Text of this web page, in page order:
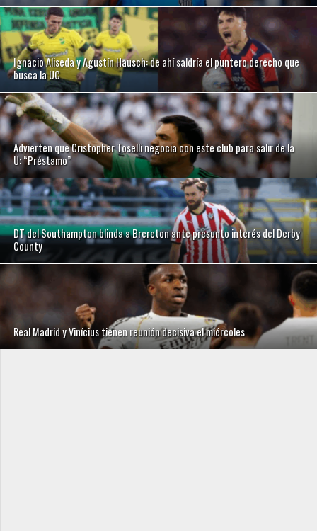
Ignacio Aliseda y Agustín Hausch: de ahí saldría el puntero derecho que
busca la UC
Advierten que Cristopher Toselli negocia con este club para salir de la
U: “Préstamo”
DT del Southampton blinda a Brereton ante presunto interés del Derby
County
Real Madrid y Vinícius tienen reunión decisiva el miércoles